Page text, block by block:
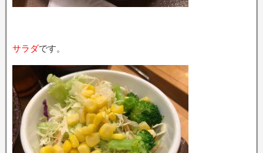
サラダです。